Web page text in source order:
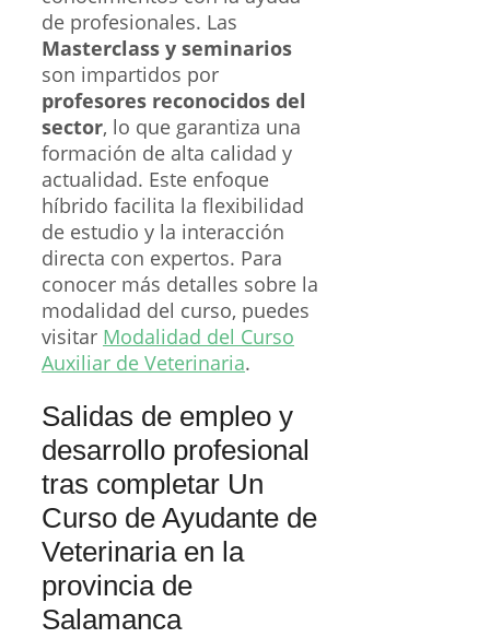
de profesionales. Las
Masterclass y seminarios
son impartidos por
profesores reconocidos del
sector, lo que garantiza una
formación de alta calidad y
actualidad. Este enfoque
híbrido facilita la flexibilidad
de estudio y la interacción
directa con expertos. Para
conocer más detalles sobre la
modalidad del curso, puedes
visitar Modalidad del Curso
Auxiliar de Veterinaria.
Salidas de empleo y
desarrollo profesional
tras completar Un
Curso de Ayudante de
Veterinaria en la
provincia de
Salamanca